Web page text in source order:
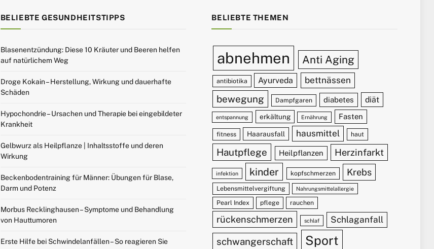
BELIEBTE GESUNDHEITSTIPPS
Blasenentzündung: Diese 10 Kräuter und Beeren helfen
auf natürlichem Weg
Droge Kokain – Herstellung, Wirkung und dauerhafte
Schäden
Hypochondrie – Ursachen und Therapie bei eingebildeter
Krankheit
Gelbwurz als Heilpflanze | Inhaltsstoffe und deren
Wirkung
Beckenbodentraining für Männer: Übungen für Blase,
Darm und Potenz
Morbus Recklinghausen – Symptome und Behandlung
von Hauttumoren
Erste Hilfe bei Schwindelanfällen – So reagieren Sie
BELIEBTE THEMEN
abnehmen Anti Aging
antibiotika Ayurveda bettnässen
bewegung Dampfgaren diabetes diät
entspannung erkältung Ernährung Fasten
fitness Haarausfall hausmittel haut
Hautpflege Heilpflanzen Herzinfarkt
infektion kinder kopfschmerzen Krebs
Lebensmittelvergiftung Nahrungsmittelallergie
Pearl Index pflege rauchen
rückenschmerzen schlaf Schlaganfall
schwangerschaft Sport